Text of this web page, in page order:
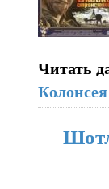
Читать